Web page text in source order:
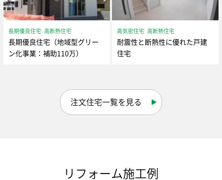
長期優良住宅 高断熱住宅
長期優良住宅（地域型グリー
ン化事業：補助110万）
高気密住宅 高断熱住宅
耐震性と断熱性に優れた戸建
住宅
注文住宅一覧を見る
リフォーム施工例